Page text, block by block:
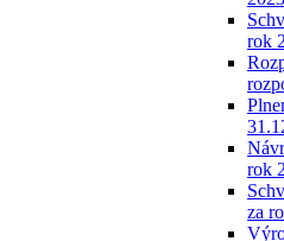
rok
rok
za